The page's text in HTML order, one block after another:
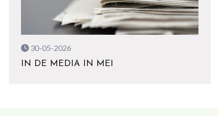
30-05-2026
IN DE MEDIA IN MEI